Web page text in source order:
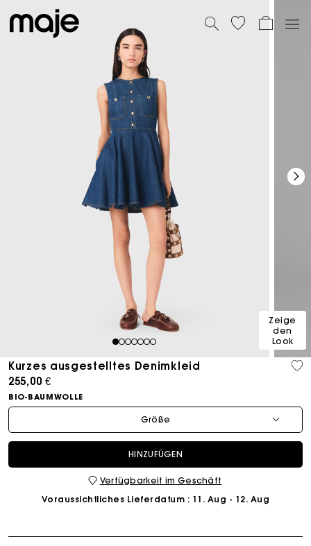
1234567
Zeige
den
Look
Kurzes ausgestelltes Denimkleid
255,00 €
BIO-BAUMWOLLE
Größe
HINZUFÜGEN
Verfügbarkeit im Geschäft
Voraussichtliches Lieferdatum : 11. Aug - 12. Aug